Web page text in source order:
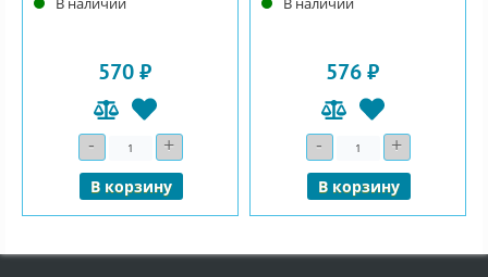
570 ₽
- Количество+
В корзину
576 ₽
- Количество+
В корзину